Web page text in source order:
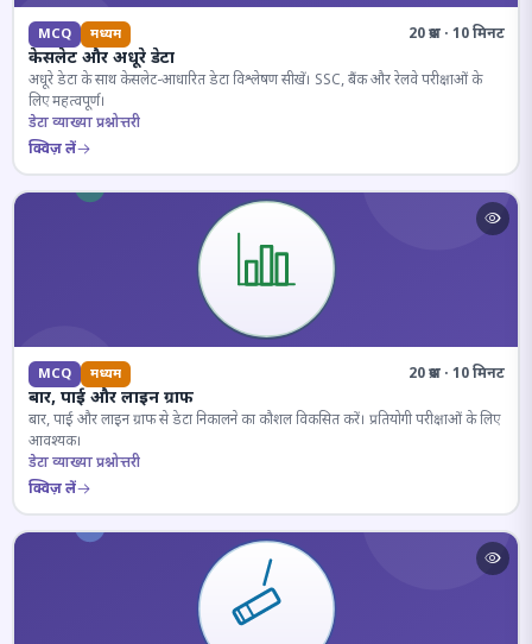
MCQ मध्यम 20 प्रश्न · 10 मिनट
केसलेट और अधूरे डेटा
अधूरे डेटा के साथ केसलेट-आधारित डेटा विश्लेषण सीखें। SSC, बैंक और रेलवे परीक्षाओं के
लिए महत्वपूर्ण।
डेटा व्याख्या प्रश्नोत्तरी
क्विज़ लें
MCQ मध्यम 20 प्रश्न · 10 मिनट
बार, पाई और लाइन ग्राफ
बार, पाई और लाइन ग्राफ से डेटा निकालने का कौशल विकसित करें। प्रतियोगी परीक्षाओं के लिए
आवश्यक।
डेटा व्याख्या प्रश्नोत्तरी
क्विज़ लें